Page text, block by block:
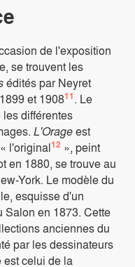
de l'exposition
se trouvent les
édités par Neyret
et 190811. Le
différentes
L'Orageest
l'original12 », peint
en 1880, se trouve au
York. Le modèle du
esquisse d'un
Salon en 1873. Cette
anciennes du
par les dessinateurs
est celui de la